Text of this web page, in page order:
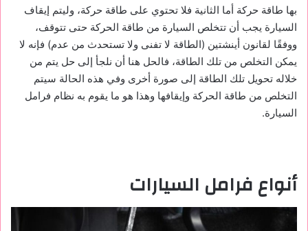
بها طاقة حركة أما الثانية فلا تحتوي على طاقة حركة، وليتم إيقاف
السيارة يجب أن تتخلص السيارة من طاقة الحركة حتى تتوقف،
ووفقًا لقانون أينشتين (الطاقة لا تفنى ولا تستحدث من عدم) فإنه لا
يمكن التخلص من تلك الطاقة، فالحل هنا أن نلجأ إلى حل يتم من
خلاله تحويل تلك الطاقة إلى صورة أخرى وفي هذه الحالة سيتم
التخلص من طاقة الحركة وإيقافها وهذا هو ما يقوم به نظام فرامل
السيارة.
أنواع فرامل السيارات